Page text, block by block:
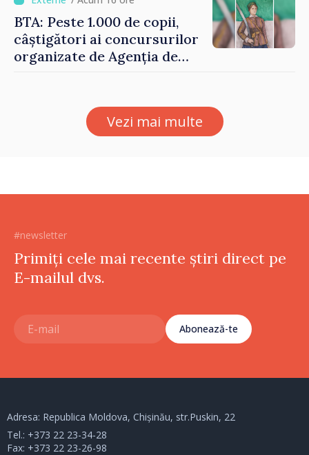
echilibrăm taxarea
consumului”
BTA: Peste 1.000 de copii,
câștigători ai concursurilor
organizate de Agenția de
Vezi mai multe
#newsletter
Primiți cele mai recente știri direct pe
E-mailul dvs.
Abonează-te
Adresa: Republica Moldova, Chișinău, str.Puskin, 22
Tel.: +373 22 23-34-28
Fax: +373 22 23-26-98